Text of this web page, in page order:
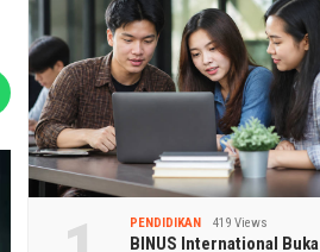
PENDIDIKAN 419 Views
BINUS International Buka